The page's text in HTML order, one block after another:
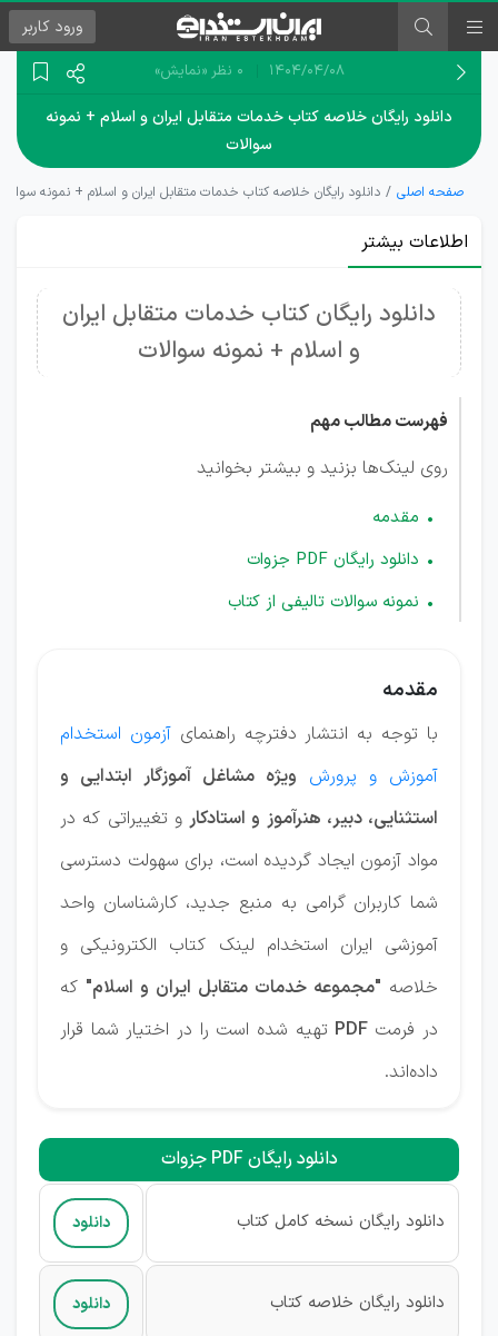
ورود کاربر
۱۴۰۴/۰۴/۰۸ 0 نظر «نمایش»
دانلود رایگان خلاصه کتاب خدمات متقابل ایران و اسلام + نمونه
سوالات
صفحه اصلی دانلود رایگان خلاصه کتاب خدمات متقابل ایران و اسلام + نمونه
اطلاعات بیشتر
دانلود رایگان کتاب خدمات متقابل ایران
و اسلام + نمونه سوالات
فهرست مطالب مهم
روی لینک‌ها بزنید و بیشتر بخوانید
مقدمه
دانلود رایگان PDF جزوات
نمونه سوالات تالیفی از کتاب
مقدمه
با توجه به انتشار دفترچه راهنمایآزمون استخدام
آموزش و پرورش ویژه مشاغل آموزگار ابتدایی و
استثنایی، دبیر، هنرآموز و استادکار و تغییراتی که در
مواد آزمون ایجاد گردیده است، برای سهولت دسترسی
شما کاربران گرامی به منبع جدید، کارشناسان واحد
آموزشی ایران استخدام لینک کتاب الکترونیکی و
خلاصه "مجموعه خدمات متقابل ایران و اسلام" که
در فرمتPDF تهیه شده است را در اختیار شما قرار
داده‌اند.
دانلود رایگان PDF جزوات
دانلود رایگان نسخه کامل کتاب دانلود
دانلود رایگان خلاصه کتاب دانلود